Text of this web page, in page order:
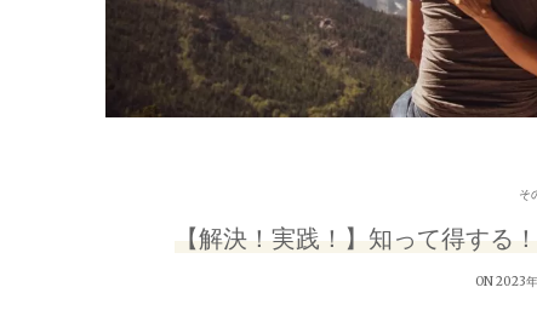
そ
【解決！実践！】知って得する
ON 2023